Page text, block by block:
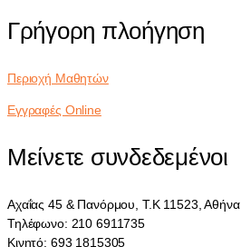
Γρήγορη πλοήγηση
Περιοχή Μαθητών
Εγγραφές Online
Μείνετε συνδεδεμένοι
Αχαΐας 45 & Πανόρμου, Τ.Κ 11523, Αθήνα
Τηλέφωνο: 210 6911735
Κινητό: 693 1815305